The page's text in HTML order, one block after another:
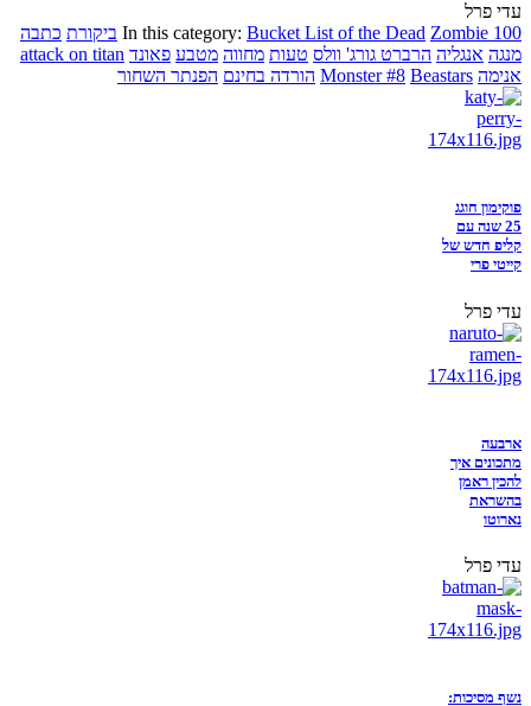
עדי פרל
In this category: Bucket List of the Dead Zombie 100 ביקורת כתבה
מנגה אנגליה הרברט גורג' וולס טעות מחווה מטבע פאונד attack on titan
אנימה
Monster #8 Beastars הורדה בחינם הפנתר השחור
פוקימון חוגג
25 שנה עם
קליפ חדש של
קייטי פרי
עדי פרל
ארבעה
מתכונים איך
להכין ראמן
בהשראת
נארוטו
עדי פרל
נשף מסיכות: